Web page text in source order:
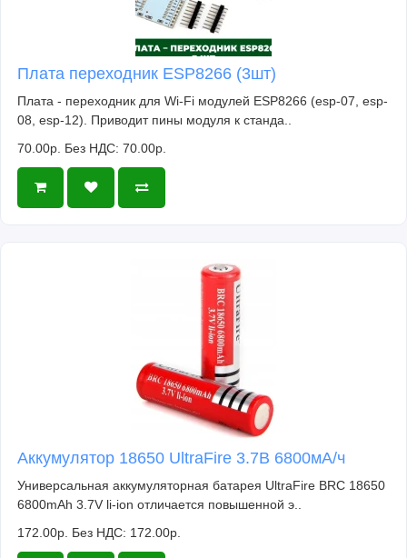
Плата переходник ESP8266 (3шт)
Плата - переходник для Wi-Fi модулей ESP8266 (esp-07, esp-
08, esp-12). Приводит пины модуля к станда..
70.00р. Без НДС: 70.00р.
Аккумулятор 18650 UltraFire 3.7В 6800мА/ч
Универсальная аккумуляторная батарея UltraFire BRC 18650
6800mAh 3.7V li-ion отличается повышенной э..
172.00р. Без НДС: 172.00р.